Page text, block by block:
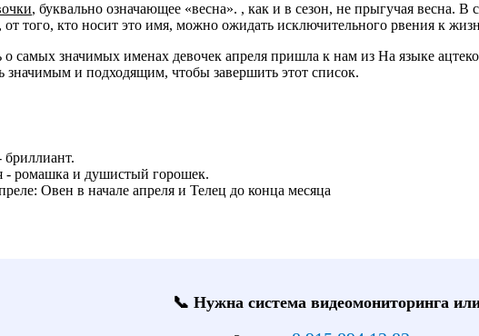
, буквально означающее «весна». , как и в сезон, не прыгучая весна.
того, кто носит это имя, можно ожидать исключительного рвения к
о самых значимых именах девочек апреля пришла к нам из На языке
значимым и подходящим, чтобы завершить этот список.
- ромашка и душистый горошек.
Овен в начале апреля и Телец до конца месяца
📞 Нужна система видеомониторинга